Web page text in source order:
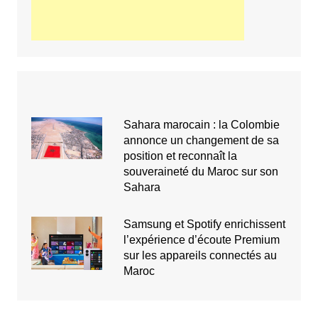
Sahara marocain : la Colombie
annonce un changement de sa
position et reconnaît la
souveraineté du Maroc sur son
Sahara
Samsung et Spotify enrichissent
l’expérience d’écoute Premium
sur les appareils connectés au
Maroc